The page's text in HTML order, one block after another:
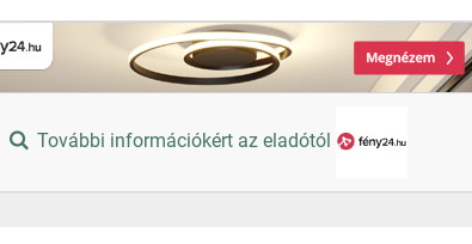
További információkért az eladótól